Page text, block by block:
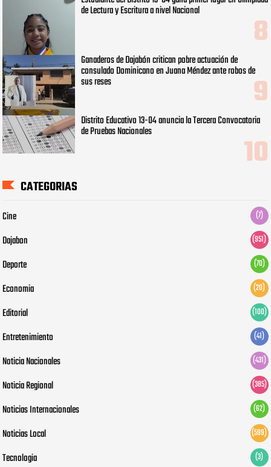
de Lectura y Escritura a nivel Nacional
Ganaderos de Dajabón critican pobre actuación de
consulado Dominicano en Juana Méndez ante robos de
sus reses
Distrito Educativo 13-04 anuncia la Tercera Convocatoria
de Pruebas Nacionales
CATEGORIAS
Cine (7)
Dajabon (951)
Deporte (70)
Economia (20)
Editorial (100)
Entretenimiento (41)
Noticia Nacionales (431)
Noticia Regional (385)
Noticias Internacionales (62)
Noticias Local (599)
Tecnologia (3)